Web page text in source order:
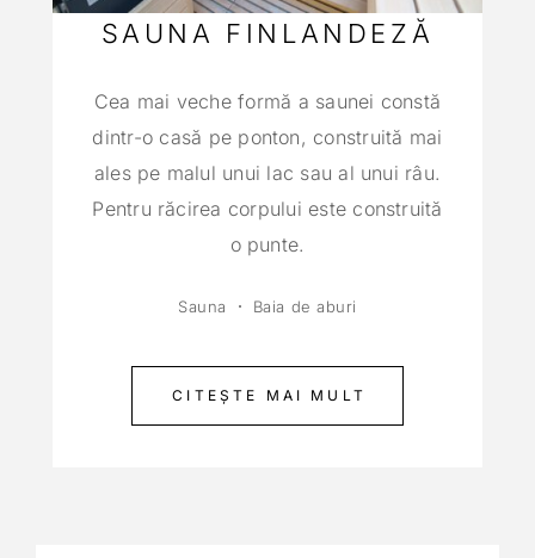
SAUNA FINLANDEZĂ
Cea mai veche formă a saunei constă
dintr-o casă pe ponton, construită mai
ales pe malul unui lac sau al unui râu.
Pentru răcirea corpului este construită
o punte.
Sauna Baia de aburi
CITEȘTE MAI MULT